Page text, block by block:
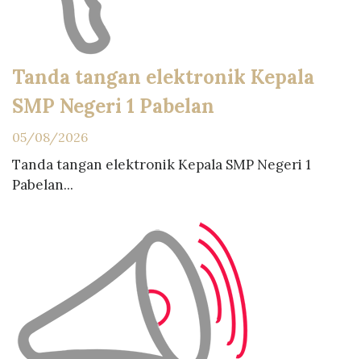
Tanda tangan elektronik Kepala
SMP Negeri 1 Pabelan
05/08/2026
Tanda tangan elektronik Kepala SMP Negeri 1
Pabelan...